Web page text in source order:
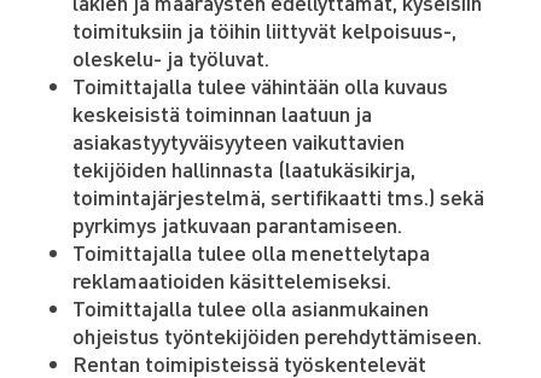
toimituksiin ja töihin liittyvät kelpoisuus-,
oleskelu- ja työluvat.
Toimittajalla tulee vähintään olla kuvaus
keskeisistä toiminnan laatuun ja
asiakastyytyväisyyteen vaikuttavien
tekijöiden hallinnasta (laatukäsikirja,
toimintajärjestelmä, sertifikaatti tms.) sekä
pyrkimys jatkuvaan parantamiseen.
Toimittajalla tulee olla menettelytapa
reklamaatioiden käsittelemiseksi.
Toimittajalla tulee olla asianmukainen
ohjeistus työntekijöiden perehdyttämiseen.
Rentan toimipisteissä työskentelevät